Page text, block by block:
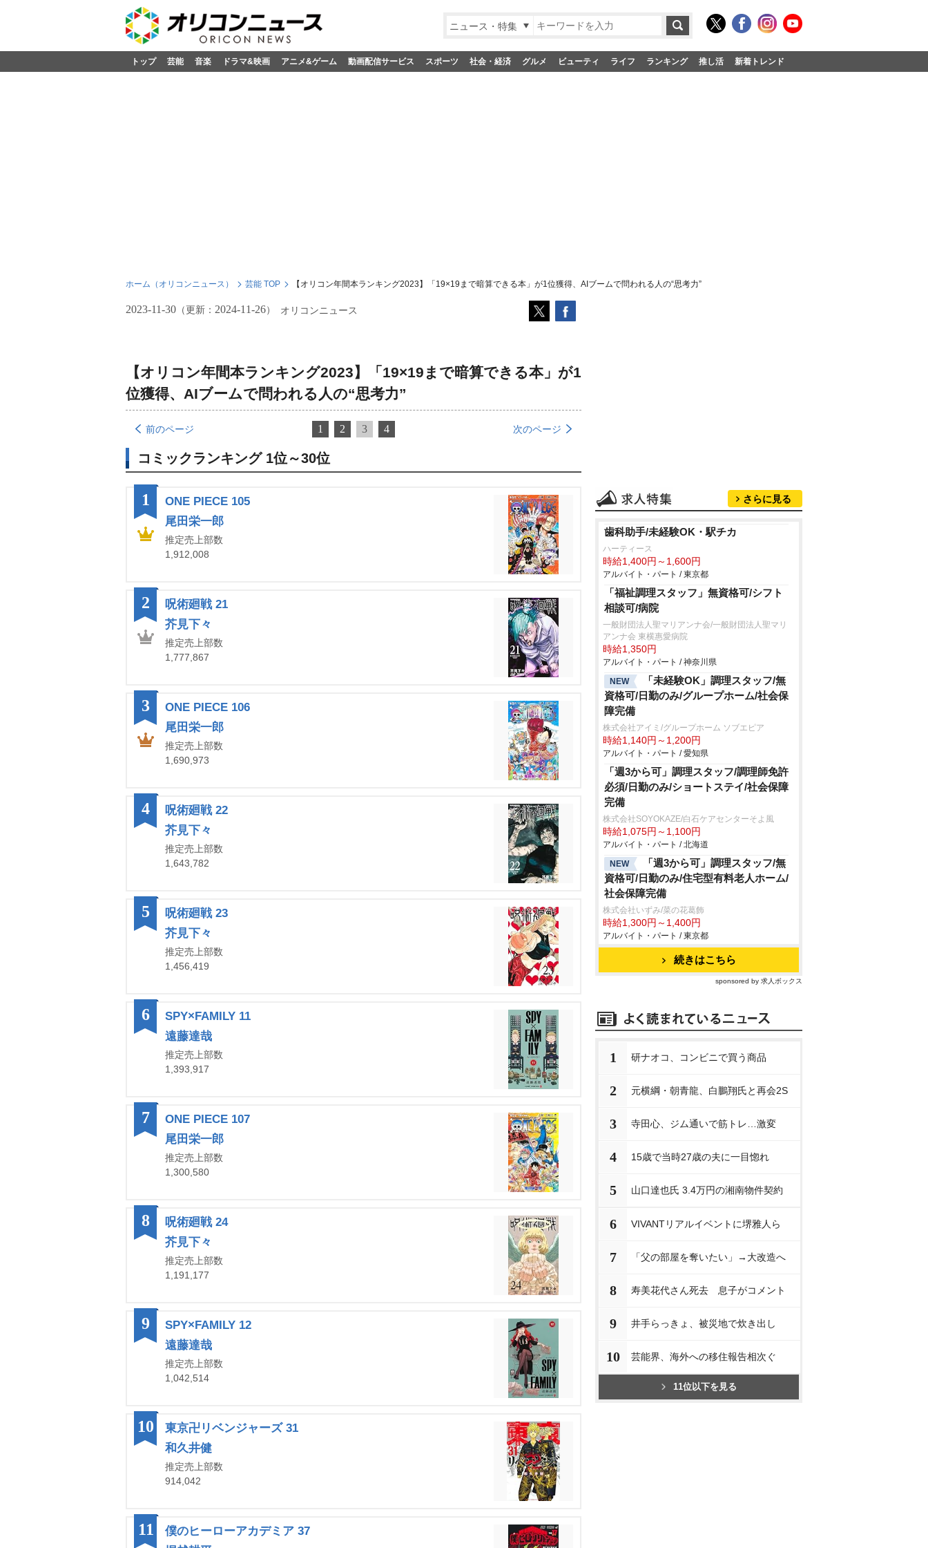
ニュース・特集
トップ 芸能 音楽 ドラマ&映画 アニメ&ゲーム 動画配信サービス スポーツ 社会・経済 グルメ ビューティ ライフ ランキング 推し活 新着トレンド
ホーム（オリコンニュース） 芸能 TOP 【オリコン年間本ランキング2023】「19×19まで暗算できる本」が1位獲得、AIブームで問われる人の“思考力”
2023-11-30 （更新： 2024-11-26） オリコンニュース
【オリコン年間本ランキング2023】「19×19まで暗算できる本」が1
位獲得、AIブームで問われる人の“思考力”
前のページ 1 2 3 4 次のページ
コミックランキング 1位～30位
ONE PIECE 105
尾田栄一郎
推定売上部数
1,912,008
1
呪術廻戦 21
芥見下々
推定売上部数
1,777,867
2
ONE PIECE 106
尾田栄一郎
推定売上部数
1,690,973
3
呪術廻戦 22
芥見下々
推定売上部数
1,643,782
4
呪術廻戦 23
芥見下々
推定売上部数
1,456,419
5
SPY×FAMILY 11
遠藤達哉
推定売上部数
1,393,917
6
ONE PIECE 107
尾田栄一郎
推定売上部数
1,300,580
7
呪術廻戦 24
芥見下々
推定売上部数
1,191,177
8
SPY×FAMILY 12
遠藤達哉
推定売上部数
1,042,514
9
東京卍リベンジャーズ 31
和久井健
推定売上部数
914,042
10
僕のヒーローアカデミア 37
11
さらに見る
歯科助手/未経験OK・駅チカ
ハーティース
時給1,400円～1,600円
アルバイト・パート / 東京都
「福祉調理スタッフ」無資格可/シフト
相談可/病院
一般財団法人聖マリアンナ会/一般財団法人聖マリ
アンナ会 東横惠愛病院
時給1,350円
アルバイト・パート / 神奈川県
NEW
「未経験OK」調理スタッフ/無
資格可/日勤のみ/グループホーム/社会保
障完備
株式会社アイミ/グループホーム ソブエピア
時給1,140円～1,200円
アルバイト・パート / 愛知県
「週3から可」調理スタッフ/調理師免許
必須/日勤のみ/ショートステイ/社会保障
完備
株式会社SOYOKAZE/白石ケアセンターそよ風
時給1,075円～1,100円
アルバイト・パート / 北海道
NEW
「週3から可」調理スタッフ/無
資格可/日勤のみ/住宅型有料老人ホーム/
社会保障完備
株式会社いずみ/菜の花葛飾
時給1,300円～1,400円
アルバイト・パート / 東京都
続きはこちら
sponsored by 求人ボックス
1 研ナオコ、コンビニで買う商品
2 元横綱・朝青龍、白鵬翔氏と再会2S
3 寺田心、ジム通いで筋トレ…激変
4 15歳で当時27歳の夫に一目惚れ
5 山口達也氏 3.4万円の湘南物件契約
6 VIVANTリアルイベントに堺雅人ら
7 「父の部屋を奪いたい」→大改造へ
8 寿美花代さん死去 息子がコメント
9 井手らっきょ、被災地で炊き出し
10 芸能界、海外への移住報告相次ぐ
11位以下を見る